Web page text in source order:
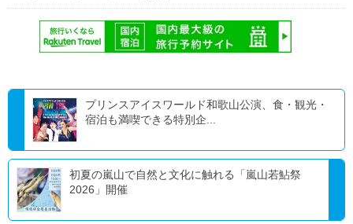
プリンスアイスワールド和歌山公演、食・観光・
宿泊も満喫できる特別企...
初夏の嵐山で自然と文化に触れる「嵐山若鮎祭
2026」開催